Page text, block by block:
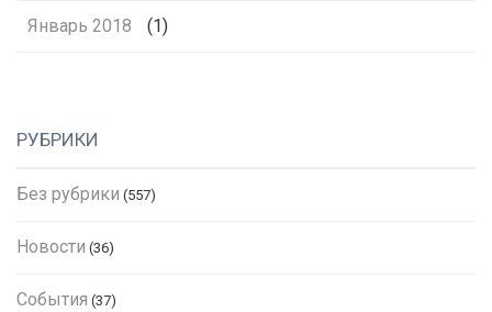
Январь 2018 (1)
РУБРИКИ
Без рубрики (557)
Новости (36)
События (37)